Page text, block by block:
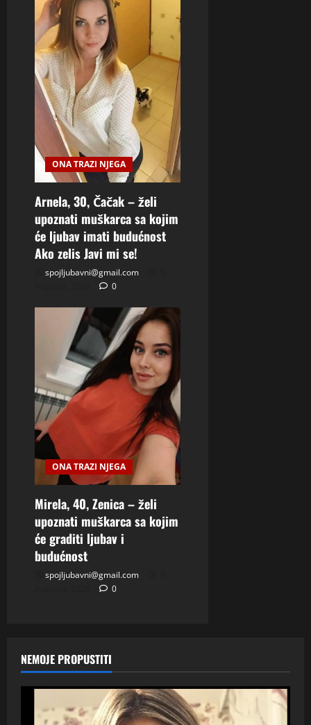
ONA TRAZI NJEGA
Arnela, 30, Čačak – želi
upoznati muškarca sa kojim
će ljubav imati budućnost
Ako zelis Javi mi se!
spojljubavni@gmail.com
0
ONA TRAZI NJEGA
Mirela, 40, Zenica – želi
upoznati muškarca sa kojim
će graditi ljubav i
budućnost
spojljubavni@gmail.com
0
NEMOJE PROPUSTITI